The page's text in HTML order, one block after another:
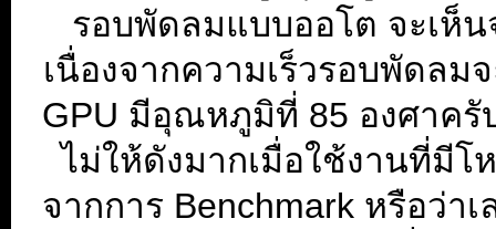
รอบพัดลมแบบออโต จะเห็
เนื่องจากความเร็วรอบพัดลม
GPU มีอุณหภูมิที่ 85 องศาครั
ไม่ให้ดังมากเมื่อใช้งานที่มี
จากการ Benchmark หรือว่า